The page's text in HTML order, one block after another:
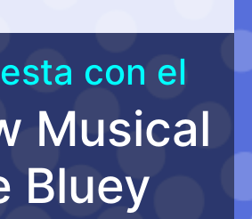
con el
Musical
Bluey